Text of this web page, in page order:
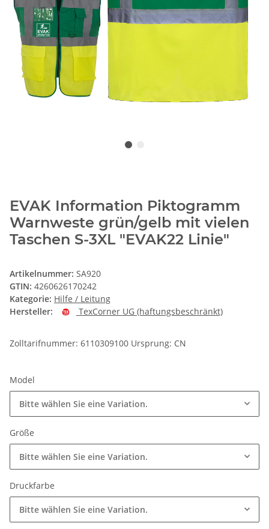
EVAK Information Piktogramm
Warnweste grün/gelb mit vielen
Taschen S-3XL "EVAK22 Linie"
Artikelnummer: SA920
GTIN: 4260626170242
Kategorie: Hilfe / Leitung
Hersteller:
TexCorner UG (haftungsbeschränkt)
Zolltarifnummer: 6110309100 Ursprung: CN
Model
Bitte wählen Sie eine Variation.
Größe
Bitte wählen Sie eine Variation.
Druckfarbe
Bitte wählen Sie eine Variation.